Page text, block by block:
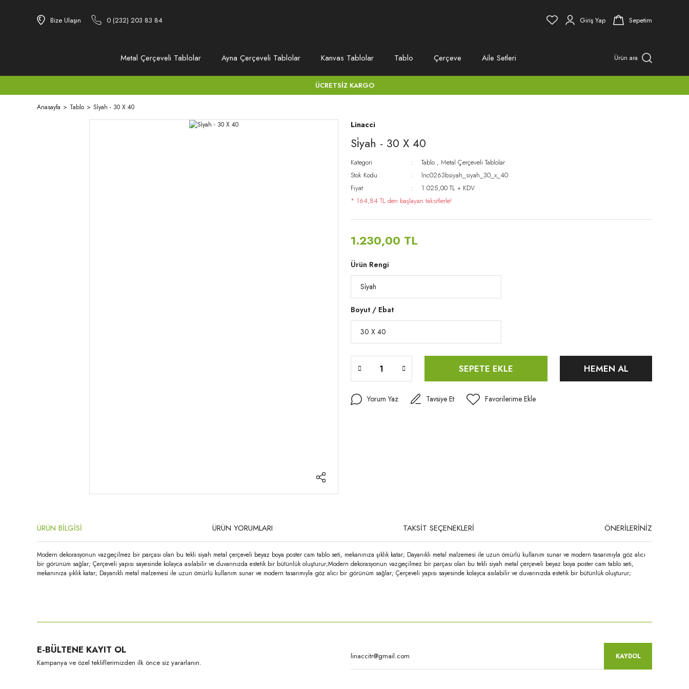
Bize Ulaşın 0 (232) 203 83 84 Giriş Yap Sepetim
Metal Çerçeveli Tablolar Ayna Çerçeveli Tablolar Kanvas Tablolar Tablo Çerçeve Aile Setleri Ürün ara
ÜCRETSİZ KARGO
Anasayfa Tablo Si̇yah - 30 X 40
Linacci
Si̇yah - 30 X 40
Kategori Tablo , Metal Çerçeveli Tablolar
Stok Kodu
lnc0263bsiyah_siyah_30_x_40
Fiyat
1.025,00 TL + KDV
* 164,84 TL den başlayan taksitlerle!
1.230,00 TL
Ürün Rengi
Boyut / Ebat
SEPETE EKLE HEMEN AL
Yorum Yaz Tavsiye Et
ÜRÜN BİLGİSİ ÜRÜN YORUMLARI TAKSİT SEÇENEKLERİ ÖNERİLERİNİZ
Modern dekorasyonun vazgeçilmez bir parçası olan bu tekli siyah metal çerçeveli beyaz boya poster cam tablo seti, mekanınıza şıklık katar; Dayanıklı metal malzemesi ile uzun ömürlü kullanım sunar ve modern tasarımıyla göz alıcı
bir görünüm sağlar; Çerçeveli yapısı sayesinde kolayca asılabilir ve duvarınızda estetik bir bütünlük oluşturur;Modern dekorasyonun vazgeçilmez bir parçası olan bu tekli siyah metal çerçeveli beyaz boya poster cam tablo seti,
mekanınıza şıklık katar; Dayanıklı metal malzemesi ile uzun ömürlü kullanım sunar ve modern tasarımıyla göz alıcı bir görünüm sağlar; Çerçeveli yapısı sayesinde kolayca asılabilir ve duvarınızda estetik bir bütünlük oluşturur;
Ürün açıklamasında eksik bilgiler bulunuyor.
Ürün bilgilerinde hatalar bulunuyor.
E-BÜLTENE KAYIT OL
Kampanya ve özel tekliflerimizden ilk önce siz yararlanın.
KAYDOL